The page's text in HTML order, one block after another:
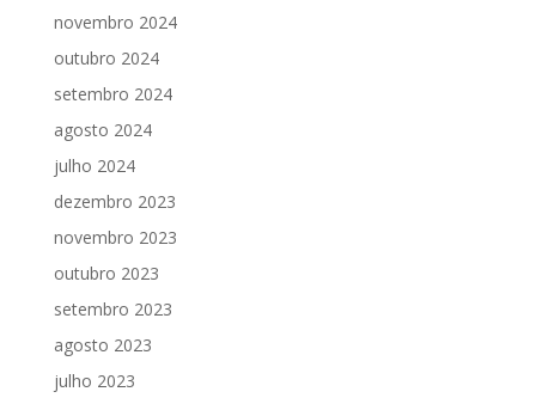
novembro 2024
outubro 2024
setembro 2024
agosto 2024
julho 2024
dezembro 2023
novembro 2023
outubro 2023
setembro 2023
agosto 2023
julho 2023